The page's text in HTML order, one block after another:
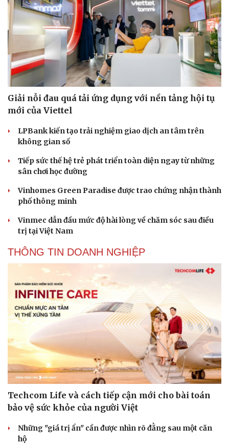
Cải chính
Giải nỗi đau quá tải ứng dụng với nền tảng hội tụ
mới của Viettel
LPBank kiến tạo trải nghiệm giao dịch an tâm trên
không gian số
Tiếp sức thế hệ trẻ phát triển toàn diện ngay từ những
sân chơi học đường
Vinhomes Green Paradise được trao chứng nhận thành
phố thông minh
Vinmec dẫn đầu mức độ hài lòng về chăm sóc sau điều
trị tại Việt Nam
THÔNG TIN DOANH NGHIỆP
Techcom Life và cách tiếp cận mới cho bài toán
bảo vệ sức khỏe của người Việt
Những "giá trị ẩn" cần được nhìn rõ đằng sau một căn
hộ